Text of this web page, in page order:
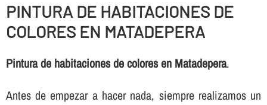
PINTURA DE HABITACIONES DE
COLORES EN MATADEPERA
Pintura de habitaciones de colores en Matadepera.
Antes de empezar a hacer nada, siempre realizamos un